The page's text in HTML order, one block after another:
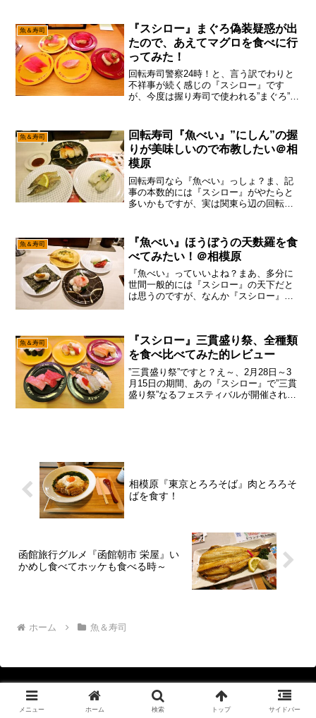
ですが、なん...
魚＆寿司
『スシロー』まぐろ偽装疑惑が出
たので、あえてマグロを食べに行
ってみた！
回転寿司警察24時！と、言う訳でわりと
不祥事が続く感じの『スシロー』です
が、今度は握り寿司で使われる”まぐろ”の
のかを確かめる為に、それとなくマッハ
で『スシロー』に行っ...
魚＆寿司
回転寿司『魚べい』”にしん”の握
りが美味しいので布教したい＠相
模原
回転寿司なら『魚べい』っしょ？ま、記
事の本数的には『スシロー』がやたらと
多いかもですが、実は関東ら辺の回転寿
味に『スシロー』ファンが多いのは間違
いないのですが、『スシロ...
魚＆寿司
『魚べい』ほうぼうの天麩羅を食
べてみたい！＠相模原
『魚べい』っていいよね？まあ、多分に
世間一般的には『スシロー』の天下だと
は思うのですが、なんか『スシロー』っ
『魚べい』1択で御座います...
魚＆寿司
『スシロー』三貫盛り祭、全種類
を食べ比べてみた的レビュー
”三貫盛り祭”ですと？え～、2月28日～3
月15日の期間、あの『スシロー』で”三貫
盛り祭”なるフェスティバルが開催される
相模原『東京とろろそば』肉とろろそ
ばを食す！
函館旅行グルメ『函館朝市 栄屋』い
かめし食べてホッケも食べる時～
ホーム 魚＆寿司
メニュー ホーム 検索 トップ サイドバー